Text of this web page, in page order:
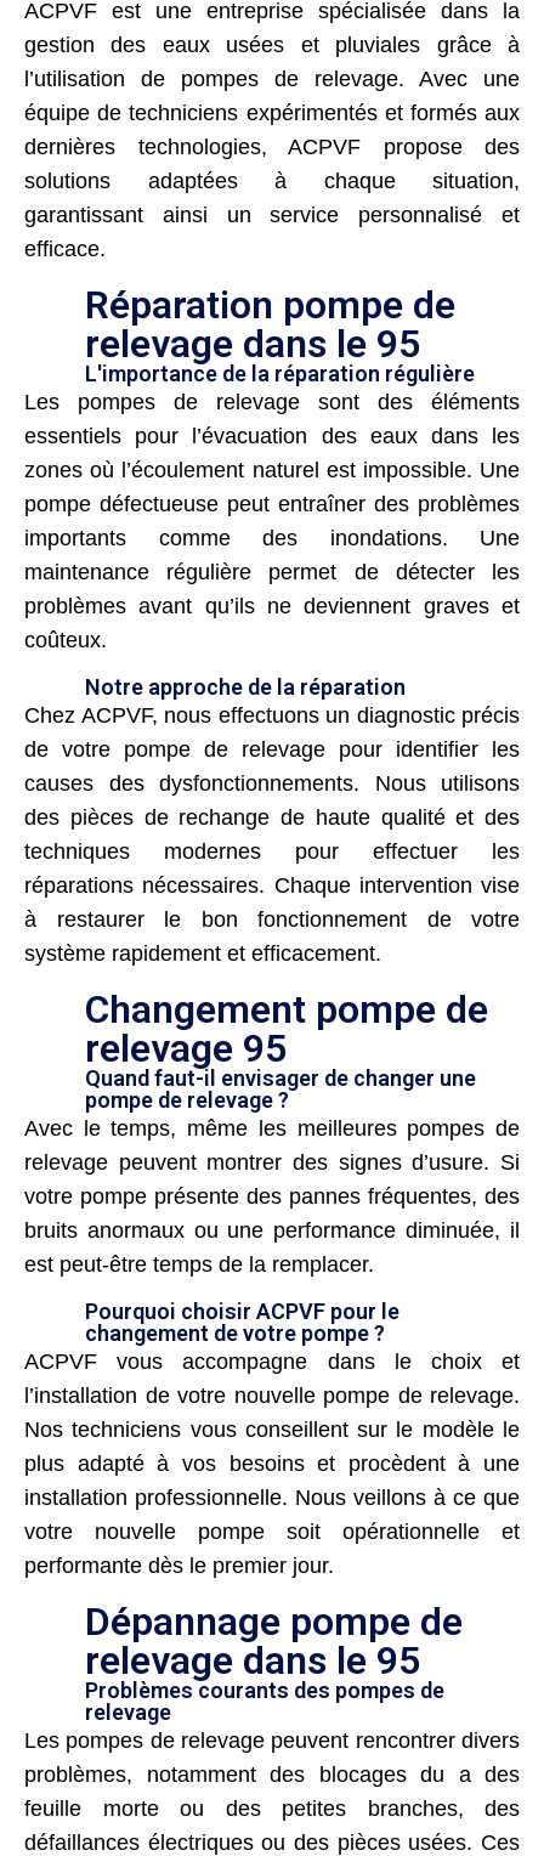
ACPVF est une entreprise spécialisée dans la
gestion des eaux usées et pluviales grâce à
l’utilisation de pompes de relevage. Avec une
équipe de techniciens expérimentés et formés aux
dernières technologies, ACPVF propose des
solutions adaptées à chaque situation,
garantissant ainsi un service personnalisé et
efficace.
Réparation pompe de
relevage dans le 95
L'importance de la réparation régulière
Les pompes de relevage sont des éléments
essentiels pour l’évacuation des eaux dans les
zones où l’écoulement naturel est impossible. Une
pompe défectueuse peut entraîner des problèmes
importants comme des inondations. Une
maintenance régulière permet de détecter les
problèmes avant qu’ils ne deviennent graves et
coûteux.
Notre approche de la réparation
Chez ACPVF, nous effectuons un diagnostic précis
de votre pompe de relevage pour identifier les
causes des dysfonctionnements. Nous utilisons
des pièces de rechange de haute qualité et des
techniques modernes pour effectuer les
réparations nécessaires. Chaque intervention vise
à restaurer le bon fonctionnement de votre
système rapidement et efficacement.
Changement pompe de
relevage 95
Quand faut-il envisager de changer une
pompe de relevage ?
Avec le temps, même les meilleures pompes de
relevage peuvent montrer des signes d’usure. Si
votre pompe présente des pannes fréquentes, des
bruits anormaux ou une performance diminuée, il
est peut-être temps de la remplacer.
Pourquoi choisir ACPVF pour le
changement de votre pompe ?
ACPVF vous accompagne dans le choix et
l’installation de votre nouvelle pompe de relevage.
Nos techniciens vous conseillent sur le modèle le
plus adapté à vos besoins et procèdent à une
installation professionnelle. Nous veillons à ce que
votre nouvelle pompe soit opérationnelle et
performante dès le premier jour.
Dépannage pompe de
relevage dans le 95
Problèmes courants des pompes de
relevage
Les pompes de relevage peuvent rencontrer divers
problèmes, notamment des blocages du a des
feuille morte ou des petites branches, des
défaillances électriques ou des pièces usées. Ces